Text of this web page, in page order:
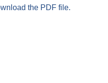
the PDF file.